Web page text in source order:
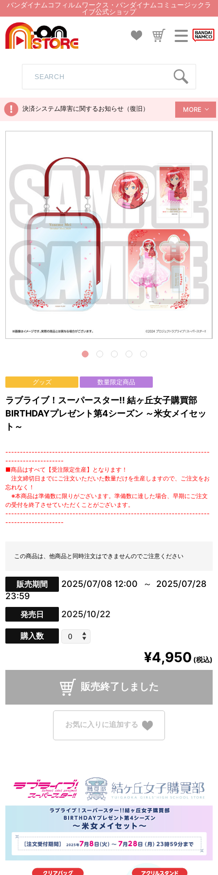
バンダイナムコフィルムワークス・バンダイナムコミュージックラ
イブ公式ショップ
決済システム障害に関するお知らせ（復旧） MORE
グッズ 数量限定商品
ラブライブ！スーパースター!! 結ヶ丘女子購買部
BIRTHDAYプレゼント第4シーズン ～米女メイセッ
ト～
----------------------------------------------------------------------
--------------------
■商品はすべて【受注限定生産】となります！
注文締切日までにご注文いただいた数量だけを生産しますので、ご注文をお
忘れなく！
※本商品は準備数に限りがございます。準備数に達した場合、早期にご注文
の受付を終了させていただくことがございます。
----------------------------------------------------------------------
--------------------
この商品は、他商品と同時注文はできませんのでご注意ください
販売期間 2025/07/08 12:00
2025/07/28
23:59
発売日 2025/10/22
購入数
¥4,950 (税込)
販売終了しました
お気に入りに追加する